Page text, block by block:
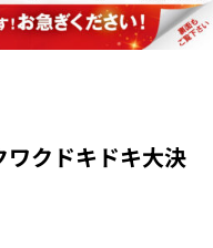
クドキドキ大決